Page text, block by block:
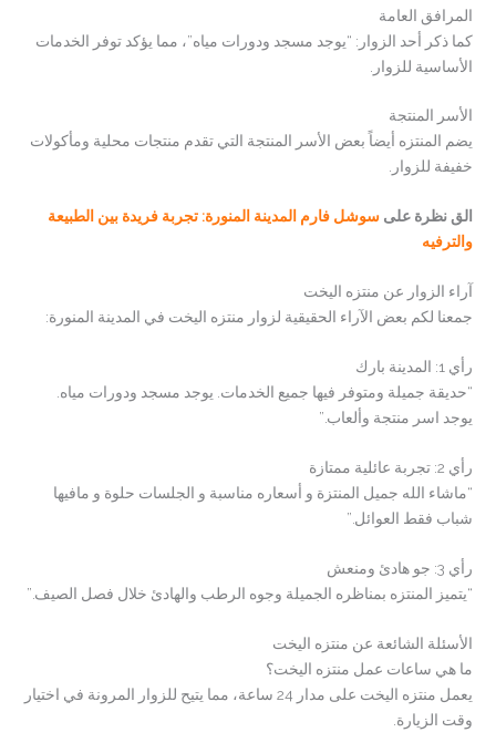
المرافق العامة
كما ذكر أحد الزوار: “يوجد مسجد ودورات مياه”، مما يؤكد توفر الخدمات
الأساسية للزوار.
الأسر المنتجة
يضم المنتزه أيضاً بعض الأسر المنتجة التي تقدم منتجات محلية ومأكولات
خفيفة للزوار.
الق نظرة علىسوشل فارم المدينة المنورة: تجربة فريدة بين الطبيعة
والترفيه
آراء الزوار عن منتزه اليخت
جمعنا لكم بعض الآراء الحقيقية لزوار منتزه اليخت في المدينة المنورة:
رأي 1: المدينة بارك
“حديقة جميلة ومتوفر فيها جميع الخدمات. يوجد مسجد ودورات مياه.
يوجد اسر منتجة وألعاب.”
رأي 2: تجربة عائلية ممتازة
“ماشاء الله جميل المنتزة و أسعاره مناسبة و الجلسات حلوة و مافيها
شباب فقط العوائل.”
رأي 3: جو هادئ ومنعش
“يتميز المنتزه بمناظره الجميلة وجوه الرطب والهادئ خلال فصل الصيف.”
الأسئلة الشائعة عن منتزه اليخت
ما هي ساعات عمل منتزه اليخت؟
يعمل منتزه اليخت على مدار 24 ساعة، مما يتيح للزوار المرونة في اختيار
وقت الزيارة.